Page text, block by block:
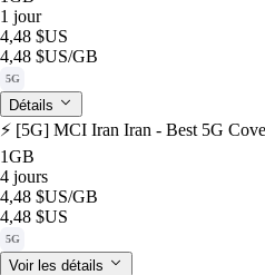
1 jour
4,48 $US
4,48 $US/GB
5G
Détails
⚡️ [5G] MCI Iran Iran - Best 5G
1GB
4 jours
4,48 $US/GB
4,48 $US
5G
Voir les détails